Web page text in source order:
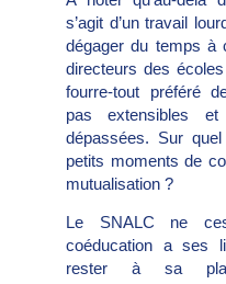
s’agit d’un travail
dégager du temps à
directeurs des
fourre-tout préféré
pas extensibles
dépassées. Sur
petits moments de
mutualisation ?
Le SNALC ne
coéducation a ses
rester à sa